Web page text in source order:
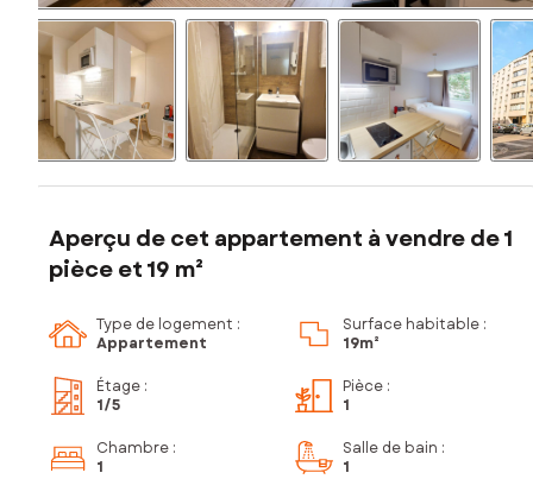
Aperçu de cet appartement à vendre de 1
pièce et 19 m²
Type de logement :
Appartement
Surface habitable :
19m²
Étage :
1/5
Pièce :
1
Chambre :
1
Salle de bain :
1